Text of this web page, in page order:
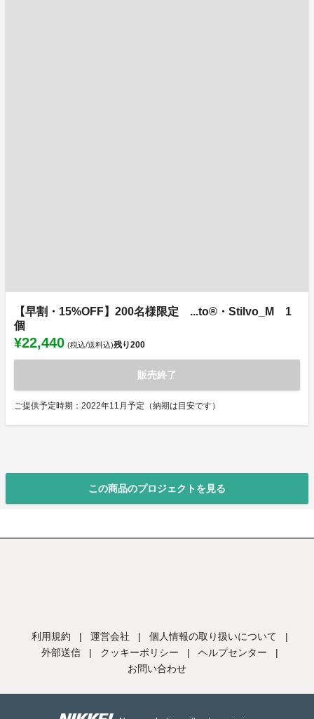
【早割・15%OFF】200名様限定 ...to®・Stilvo_M 1
個
¥22,440 (税込/送料込)残り200
販売終了
ご提供予定時期：2022年11月予定（納期は目安です）
この商品のプロジェクトを見る
利用規約 | 運営会社 | 個人情報の取り扱いについて
|
外部送信
| クッキーポリシー | ヘルプセンター
|
お問い合わせ